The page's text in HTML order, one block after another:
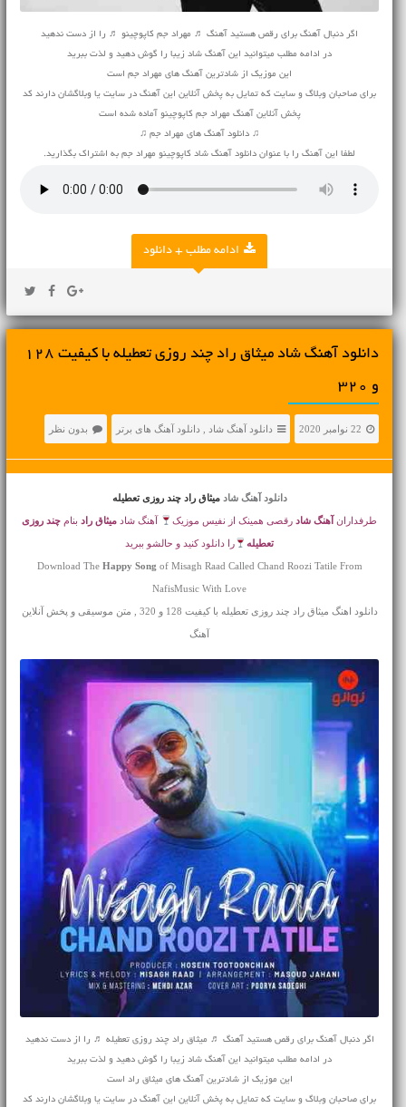
اگر دنبال آهنگ برای رقص هستید آهنگ ♬ مهراد جم کاپوچینو ♬ را از دست ندهید
در ادامه مطلب میتوانید این آهنگ شاد زیبا را گوش دهید و لذت ببرید
این موزیک از شادترین آهنگ های مهراد جم است
برای صاحبان وبلاگ و سایت که تمایل به پخش آنلاین این آهنگ در سایت یا وبلاگشان دارند کد
پخش آنلاین آهنگ مهراد جم کاپوچینو آماده شده است
♫ دانلود آهنگ های مهراد جم ♫
لطفا این آهنگ را با عنوان دانلود آهنگ شاد کاپوچینو مهراد جم به اشتراک بگذارید.
ادامه مطلب + دانلود
دانلود آهنگ شاد میثاق راد چند روزی تعطیله با کیفیت 128
و 320
22 نوامبر 2020 دانلود آهنگ شاد دانلود آهنگ های برتر بدون نظر
دانلود آهنگ شاد میثاق راد چند روزی تعطیله
طرفدارانآهنگ شاد رقصی همینک از نفیس موزیک آهنگ شاد میثاق رادبنام چند روزی
تعطیله را دانلود کنید و حالشو ببرید
Download The Happy Song of Misagh Raad Called Chand Roozi Tatile From
NafisMusic With Love
دانلود اهنگ میثاق راد چند روزی تعطیله با کیفیت 128 و 320 , متن موسیقی و پخش آنلاین
آهنگ
اگر دنبال آهنگ برای رقص هستید آهنگ ♬ میثاق راد چند روزی تعطیله ♬ را از دست ندهید
در ادامه مطلب میتوانید این آهنگ شاد زیبا را گوش دهید و لذت ببرید
این موزیک از شادترین آهنگ های میثاق راد است
برای صاحبان وبلاگ و سایت که تمایل به پخش آنلاین این آهنگ در سایت یا وبلاگشان دارند کد